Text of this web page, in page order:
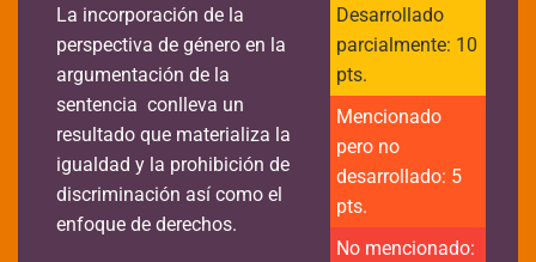
La incorporación de la
perspectiva de género en la
argumentación de la
sentencia conlleva un
resultado que materializa la
igualdad y la prohibición de
discriminación así como el
enfoque de derechos.
Desarrollado
parcialmente: 10
pts.
Mencionado
pero no
desarrollado: 5
pts.
No mencionado: